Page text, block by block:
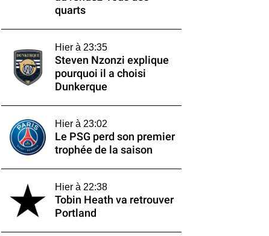
quarts
Hier à 23:35
Steven Nzonzi explique
pourquoi il a choisi
Dunkerque
Hier à 23:02
Le PSG perd son premier
trophée de la saison
Hier à 22:38
Tobin Heath va retrouver
Portland